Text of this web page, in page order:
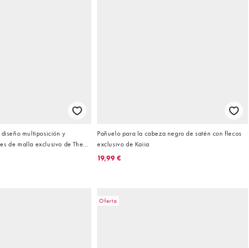
multiposición y
de malla exclusivo de The
Pañuelo para la cabeza negro de satén con flecos
exclusivo de Kaiia
19,99 €
Oferta